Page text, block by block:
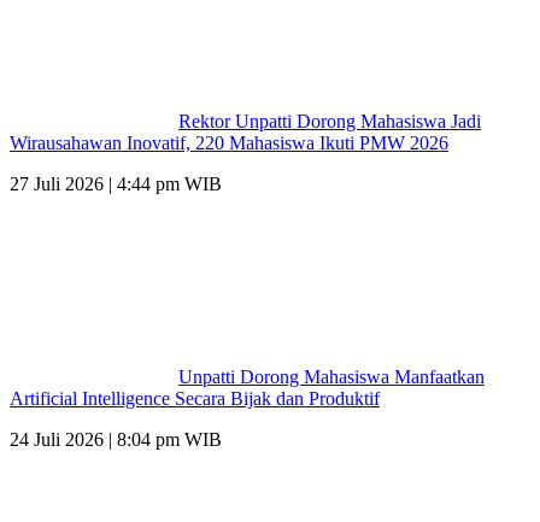
Rektor Unpatti Dorong Mahasiswa Jadi
Wirausahawan Inovatif, 220 Mahasiswa Ikuti PMW 2026
27 Juli 2026 | 4:44 pm WIB
Unpatti Dorong Mahasiswa Manfaatkan
Artificial Intelligence Secara Bijak dan Produktif
24 Juli 2026 | 8:04 pm WIB